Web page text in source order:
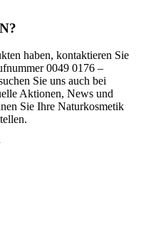
haben, kontaktieren Sie
0049 0176 –
Sie uns auch bei
Aktionen, News und
Sie Ihre Naturkosmetik